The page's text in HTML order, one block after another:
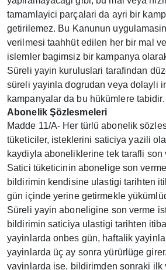
tamamlayici parçalari da ayri bir
getirilemez. Bu Kanunun
verilmesi taahhüt edilen her bir mal
islemler bagimsiz bir kampanya
Süreli yayin kuruluslari tarafindan
süreli yayinla dogrudan veya dolayli
kampanyalar da bu hükümlere tabidir.
Abonelik Şözlesmeleri
Madde 11/A- Her türlü abonelik
tüketiciler, isteklerini saticiya yazili
kaydiyla aboneliklerine tek tarafli son
Satici tüketicinin abonelige son
bildirimin kendisine ulastigi tarihten
gün içinde yerine getirmekle
Süreli yayin aboneligine son verme
bildirimin saticiya ulastigi tarihten
yayinlarda onbes gün, haftalik
yayinlarda üç ay sonra yürürlüge
yayinlarda ise, bildirimden sonraki ilk